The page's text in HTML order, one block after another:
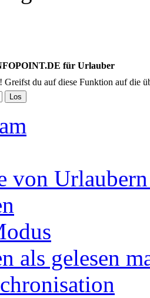
für Urlauber
Greifst du auf diese Funktion auf die
von
als gelesen